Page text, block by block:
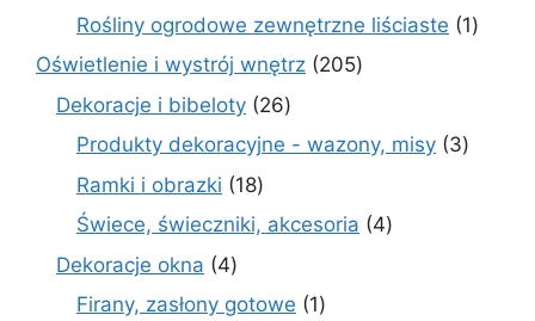
produkt
Rośliny ogrodowe zewnętrzne liściaste 11
Oświetlenie i wystrój wnętrz 205205
Dekoracje i bibeloty 2626
Produkty dekoracyjne - wazony, misy 33
Ramki i obrazki 1818
produktów
Świece, świeczniki, akcesoria 44
Dekoracje okna 44
produkty
Firany, zasłony gotowe 11